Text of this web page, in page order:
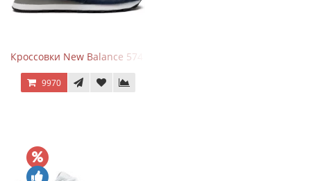
Кроссовки New Balance 574 Navy Blue Grey
9970